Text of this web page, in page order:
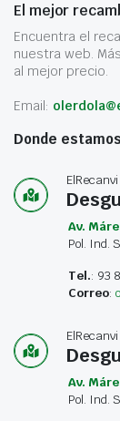
El mejor
Encuentra el
nuestra web.
al mejor precio.
Email:
Donde estamos
ElRecanvi
Av.
Pol. Ind.
Tel.: 93
Correo:
ElRecanvi
Av.
Pol. Ind.